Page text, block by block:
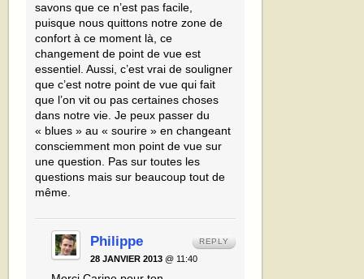
savons que ce n’est pas facile,
puisque nous quittons notre zone de
confort à ce moment là, ce
changement de point de vue est
essentiel. Aussi, c’est vrai de souligner
que c’est notre point de vue qui fait
que l’on vit ou pas certaines choses
dans notre vie. Je peux passer du
« blues » au « sourire » en changeant
consciemment mon point de vue sur
une question. Pas sur toutes les
questions mais sur beaucoup tout de
même.
Philippe
28 JANVIER 2013 @ 11:40
REPLY